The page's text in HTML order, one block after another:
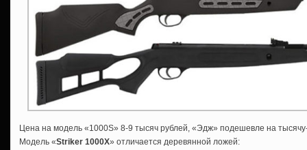
Цена на модель «1000S» 8-9 тысяч рублей, «Эдж» подешевле на
Модель «Striker 1000X» отличается деревянной ложей: